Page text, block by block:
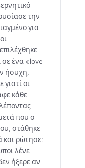
την
για
σε ένα «love
ήσυχη,
οι
κάθε
που ο
στάθηκε
και ρώτησε:
λένε
ήξερε αν